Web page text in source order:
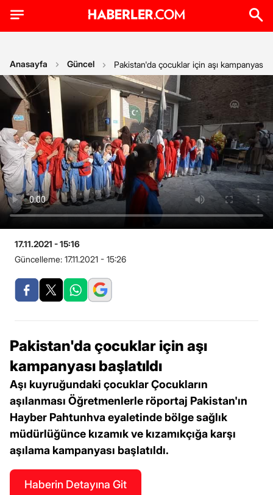
Anasayfa Güncel Pakistan'da çocuklar için aşı kampanyası
17.11.2021 - 15:16
Güncelleme: 17.11.2021 - 15:26
Pakistan'da çocuklar için aşı
kampanyası başlatıldı
Aşı kuyruğundaki çocuklar Çocukların
aşılanması Öğretmenlerle röportaj Pakistan'ın
Hayber Pahtunhva eyaletinde bölge sağlık
müdürlüğünce kızamık ve kızamıkçığa karşı
aşılama kampanyası başlatıldı.
Haberin Detayına Git